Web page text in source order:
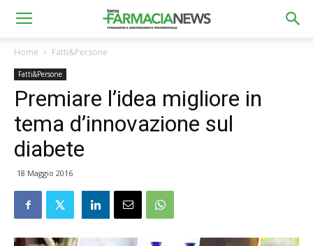
Home Fatti&Persone
Fatti&Persone
Premiare l’idea migliore in
tema d’innovazione sul
diabete
18 Maggio 2016